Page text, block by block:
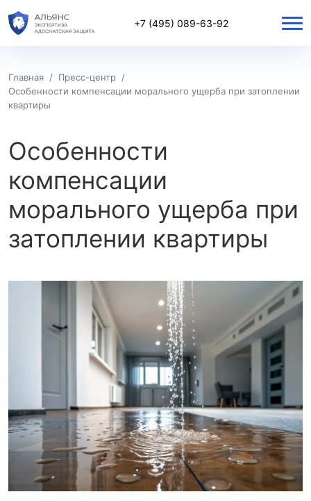
+7 (495) 089-63-92
Главная / Пресс-центр /
Особенности компенсации морального ущерба при затоплении
квартиры
Особенности
компенсации
морального ущерба при
затоплении квартиры